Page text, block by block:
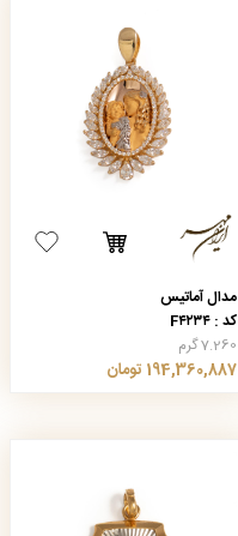
مدال آماتیس
کد : F۴۲۳۴
7.260 گرم
194,360,887 تومان